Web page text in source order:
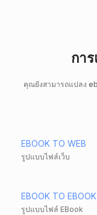
กา
คุณยังสามารถแปลง
EBOOK TO WEB
รูปแบบไฟล์เว็บ
EBOOK TO EBOOK
รูปแบบไฟล์ EBook